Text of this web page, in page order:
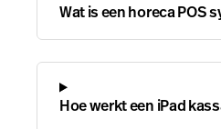
Wat is een horeca POS
Hoe werkt een iPad